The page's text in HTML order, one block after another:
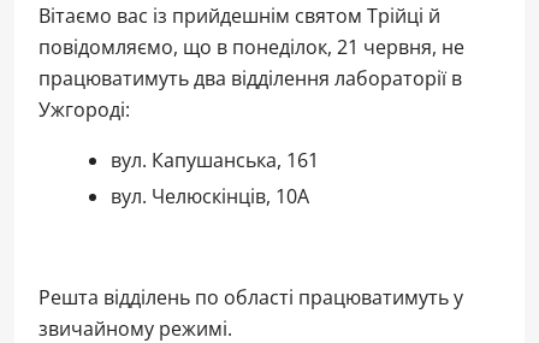
Вітаємо вас із прийдешнім святом Трійці й
повідомляємо, що в понеділок, 21 червня, не
працюватимуть два відділення лабораторії в
Ужгороді:
вул. Капушанська, 161
вул. Челюскінців, 10А
Решта відділень по області працюватимуть у
звичайному режимі.